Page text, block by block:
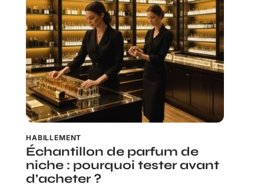
HABILLEMENT
Échantillon de parfum de
niche : pourquoi tester avant
d’acheter ?